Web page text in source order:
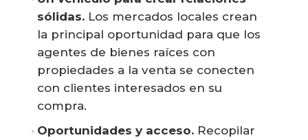
sólidas. Los mercados locales crean
la principal oportunidad para que los
agentes de bienes raíces con
propiedades a la venta se conecten
con clientes interesados en su
compra.
Oportunidades y acceso. Recopilar